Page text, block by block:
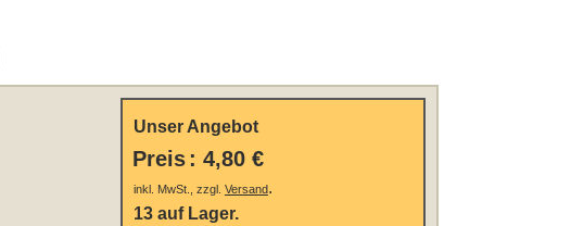
Unser Angebot
Preis : 4,80 €
inkl. MwSt., zzgl. Versand.
13 auf Lager.